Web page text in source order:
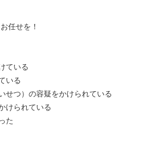
任せを！
ている
いる
せつ）の容疑をかけられている
けられている
た